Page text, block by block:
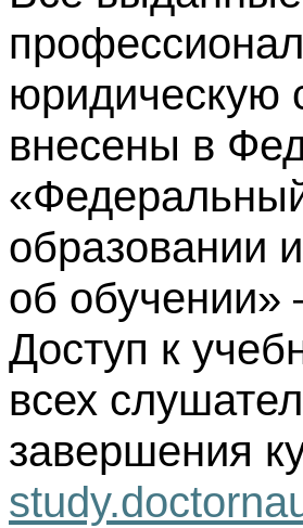
юридическую
внесены в
образовании
об
Доступ к
всех
завершения